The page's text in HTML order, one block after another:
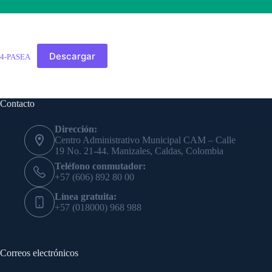
4-PASEA Descargar
Contacto
Dirección:
Centro Administrativo Municipal CAM – Calle
19 No. 21-44. Manizales, Caldas, Colombia
Teléfono conmutador:
+57 (606) 892 80 00
Línea gratuita:
+57 (018000) 968 988
Correos electrónicos